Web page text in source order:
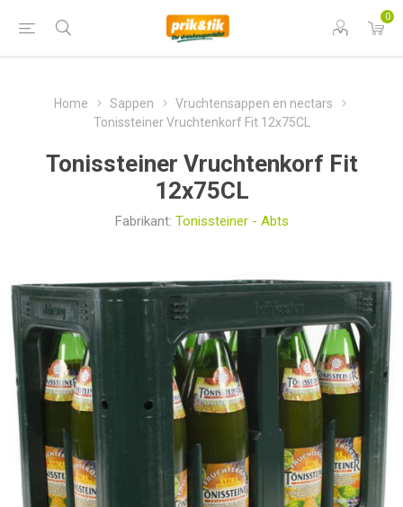
0
Home Sappen
Vruchtensappen en nectars
Tonissteiner Vruchtenkorf Fit 12x75CL
Tonissteiner Vruchtenkorf Fit
12x75CL
Fabrikant: Tonissteiner - Abts